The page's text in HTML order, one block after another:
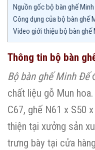
Nguồn gốc bộ bàn ghế
Công dụng của bộ bàn ghế
Video giới thiệu bộ bàn ghế
Thông tin bộ bàn
Bộ bàn ghế Minh Đế
chất liệu gỗ Mun
C67, ghế N61 x S50
thiện tại xưởng sản
trưng bày tại cửa